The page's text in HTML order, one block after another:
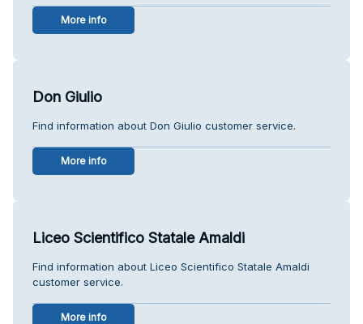
More info
Don Giulio
Find information about Don Giulio customer service.
More info
Liceo Scientifico Statale Amaldi
Find information about Liceo Scientifico Statale Amaldi
customer service.
More info